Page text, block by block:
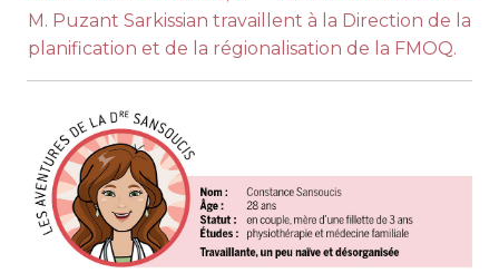
M. Puzant Sarkissian travaillent à la Direction de la
planification et de la régionalisation de la FMOQ.